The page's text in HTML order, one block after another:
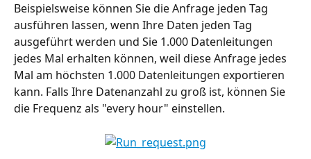
Beispielsweise können Sie die Anfrage jeden Tag
ausführen lassen, wenn Ihre Daten jeden Tag
ausgeführt werden und Sie 1.000 Datenleitungen
jedes Mal erhalten können, weil diese Anfrage jedes
Mal am höchsten 1.000 Datenleitungen exportieren
kann. Falls Ihre Datenanzahl zu groß ist, können Sie
die Frequenz als "every hour" einstellen.